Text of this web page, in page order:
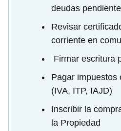
deudas
Revisar
corriente en
Firmar escritura
Pagar impuestos
(IVA, ITP, IAJD)
Inscribir la
la Propiedad